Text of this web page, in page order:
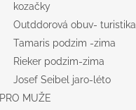
kozačky
Outddorová obuv- turistika
Tamaris podzim -zima
Rieker podzim-zima
Josef Seibel jaro-léto
PRO MUŽE